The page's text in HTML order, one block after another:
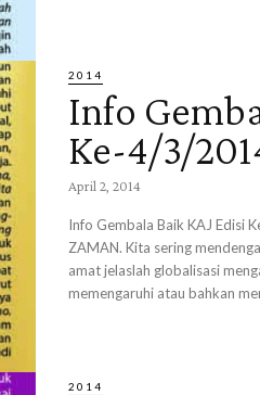
2014
Info
Ke-4/3/
April 2, 2014
Info Gembala Baik KAJ Edisi
ZAMAN. Kita sering
amat jelaslah globalisasi
memengaruhi atau bahkan
2014